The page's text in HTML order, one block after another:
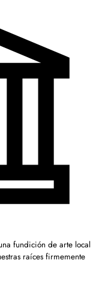
fundición de arte local
raíces firmemente